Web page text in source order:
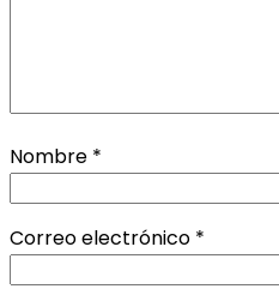
Nombre *
Correo electrónico *